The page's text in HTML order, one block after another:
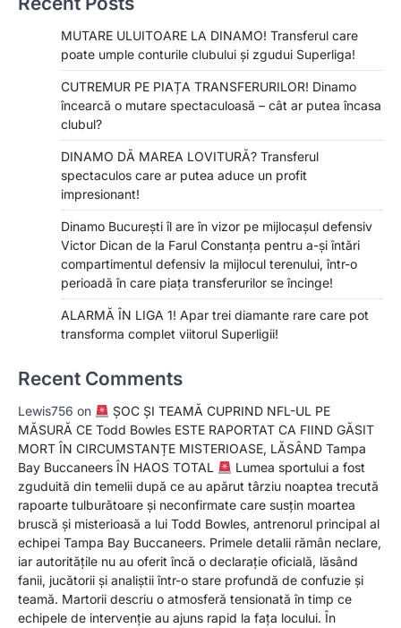
MUTARE ULUITOARE LA DINAMO! Transferul care
poate umple conturile clubului și zgudui Superliga!
CUTREMUR PE PIAȚA TRANSFERURILOR! Dinamo
încearcă o mutare spectaculoasă – cât ar putea încasa
clubul?
DINAMO DĂ MAREA LOVITURĂ? Transferul
spectaculos care ar putea aduce un profit
impresionant!
Dinamo București îl are în vizor pe mijlocașul defensiv
Victor Dican de la Farul Constanța pentru a-și întări
compartimentul defensiv la mijlocul terenului, într-o
perioadă în care piața transferurilor se încinge!
ALARMĂ ÎN LIGA 1! Apar trei diamante rare care pot
transforma complet viitorul Superligii!
Recent Comments
Lewis756 on
ȘOC ȘI TEAMĂ CUPRIND NFL-UL PE
MĂSURĂ CE Todd Bowles ESTE RAPORTAT CA FIIND GĂSIT
MORT ÎN CIRCUMSTANȚE MISTERIOASE, LĂSÂND Tampa
Bay Buccaneers ÎN HAOS TOTAL
Lumea sportului a fost
zguduită din temelii după ce au apărut târziu noaptea trecută
rapoarte tulburătoare și neconfirmate care susțin moartea
bruscă și misterioasă a lui Todd Bowles, antrenorul principal al
echipei Tampa Bay Buccaneers. Primele detalii rămân neclare,
iar autoritățile nu au oferit încă o declarație oficială, lăsând
fanii, jucătorii și analiștii într-o stare profundă de confuzie și
teamă. Martorii descriu o atmosferă tensionată în timp ce
echipele de intervenție au ajuns rapid la fața locului. În